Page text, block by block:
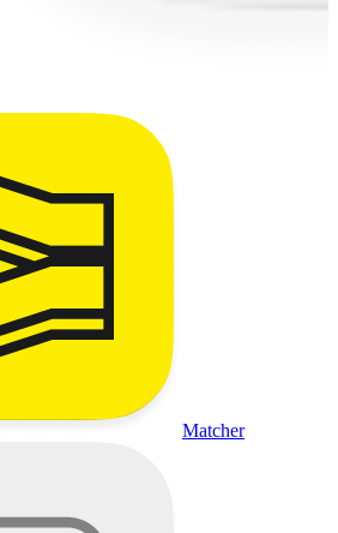
Matcher